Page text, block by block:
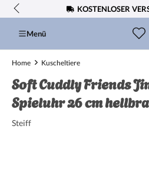
springen KOSTENLOSER
Menü
Home Kuscheltiere
Soft Cuddly Friends
Spieluhr 26 cm
Steiff